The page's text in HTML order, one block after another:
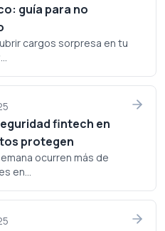
guía para no
cargos sorpresa en tu
fintech en
protegen
ocurren más de
en...